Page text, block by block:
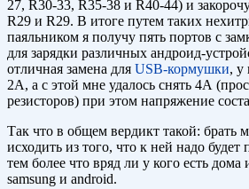
27, R30-33, R35-38 и R40-44) и
R29 и R29. В итоге путем таких
паяльником я получу пять портов с
для зарядки различных андроид-
отличная замена для USB-кормушки, у
2А, а с этой мне удалось снять 4А
резисторов) при этом напряжение
Так что в общем вердикт такой: брать
исходить из того, что к ней надо
тем более что вряд ли у кого есть
samsung и android.